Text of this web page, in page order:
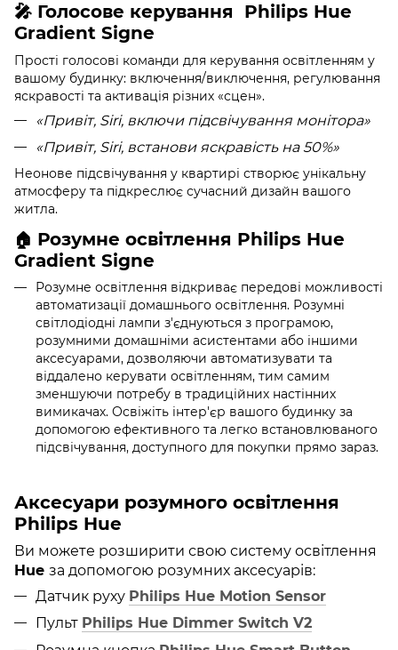
🎤 Голосове керування Philips Hue
Gradient Signe
Прості голосові команди для керування освітленням у
вашому будинку: включення/виключення, регулювання
яскравості та активація різних «сцен».
«Привіт, Siri, включи підсвічування монітора»
«Привіт, Siri, встанови яскравість на 50%»
Неонове підсвічування у квартирі створює унікальну
атмосферу та підкреслює сучасний дизайн вашого
житла.
🏠 Розумне освітлення Philips Hue
Gradient Signe
Розумне освітлення відкриває передові можливості
автоматизації домашнього освітлення. Розумні
світлодіодні лампи з'єднуються з програмою,
розумними домашніми асистентами або іншими
аксесуарами, дозволяючи автоматизувати та
віддалено керувати освітленням, тим самим
зменшуючи потребу в традиційних настінних
вимикачах. Освіжіть інтер'єр вашого будинку за
допомогою ефективного та легко встановлюваного
підсвічування, доступного для покупки прямо зараз.
Аксесуари розумного освітлення
Philips Hue
Ви можете розширити свою систему освітлення
Hue за допомогою розумних аксесуарів:
Датчик руху Philips Hue Motion Sensor
Пульт Philips Hue Dimmer Switch V2